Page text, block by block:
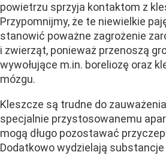
powietrzu sprzyja kontaktom z
Przypomnijmy, że te niewielkie
stanowić poważne zagrożenie
i zwierząt, ponieważ przenoszą
wywołujące m.in. boreliozę oraz
mózgu.
Kleszcze są trudne do
specjalnie przystosowanemu
mogą długo pozostawać
Dodatkowo wydzielają